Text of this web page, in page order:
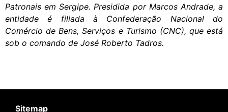
Patronais em Sergipe. Presidida por Marcos Andrade, a
entidade é filiada à Confederação Nacional do
Comércio de Bens, Serviços e Turismo (CNC), que está
sob o comando de José Roberto Tadros.
Sitemap